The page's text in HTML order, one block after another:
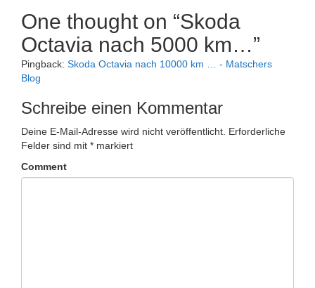
One thought on “Skoda
Octavia nach 5000 km…”
Pingback: Skoda Octavia nach 10000 km … - Matschers
Blog
Schreibe einen Kommentar
Deine E-Mail-Adresse wird nicht veröffentlicht. Erforderliche
Felder sind mit * markiert
Comment